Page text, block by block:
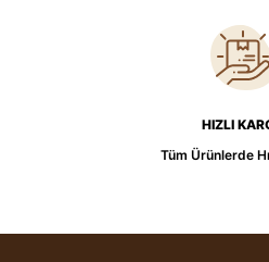
HIZLI
Tüm Ürünlerde